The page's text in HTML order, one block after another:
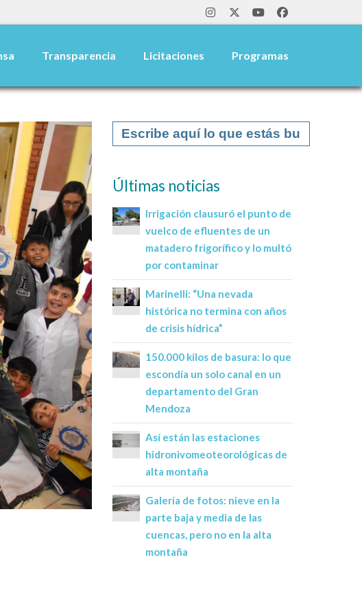
Transparencia Licitaciones Programas
Últimas noticias
Irrigación clausuró el punto de
vuelco de efluentes de un
matadero frigorífico y lo multó
por contaminar
Marinelli: “Una nevada
histórica no termina con años
de crisis hídrica”
150.000 kilos de basura: lo que
escondía un solo canal en un
departamento del Gran
Mendoza
Así están las estaciones
hidronivomeoteorológicas de
alta montaña
Galería de fotos: nieve en la
parte baja y media de las
cuencas, pero no en la alta
montaña